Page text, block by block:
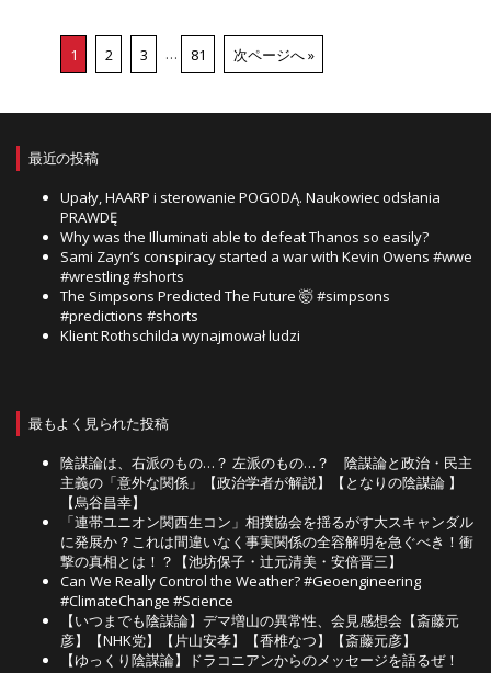
1 2 3 … 81 次ページへ »
最近の投稿
Upały, HAARP i sterowanie POGODĄ. Naukowiec odsłania
PRAWDĘ
Why was the Illuminati able to defeat Thanos so easily?
Sami Zayn’s conspiracy started a war with Kevin Owens #wwe
#wrestling #shorts
The Simpsons Predicted The Future 🤯 #simpsons
#predictions #shorts
Klient Rothschilda wynajmował ludzi
最もよく見られた投稿
陰謀論は、右派のもの…？ 左派のもの…？ 陰謀論と政治・民主
主義の「意外な関係」【政治学者が解説】【となりの陰謀論 】
【烏谷昌幸】
「連帯ユニオン関西生コン」相撲協会を揺るがす大スキャンダル
に発展か？これは間違いなく事実関係の全容解明を急ぐべき！衝
撃の真相とは！？【池坊保子・辻元清美・安倍晋三】
Can We Really Control the Weather? #Geoengineering
#ClimateChange #Science
【いつまでも陰謀論】デマ増山の異常性、会見感想会【斎藤元
彦】【NHK党】【片山安孝】【香椎なつ】【斎藤元彦】
【ゆっくり陰謀論】ドラコニアンからのメッセージを語るぜ！